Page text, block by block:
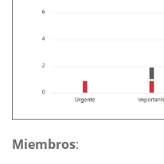
Miembros: